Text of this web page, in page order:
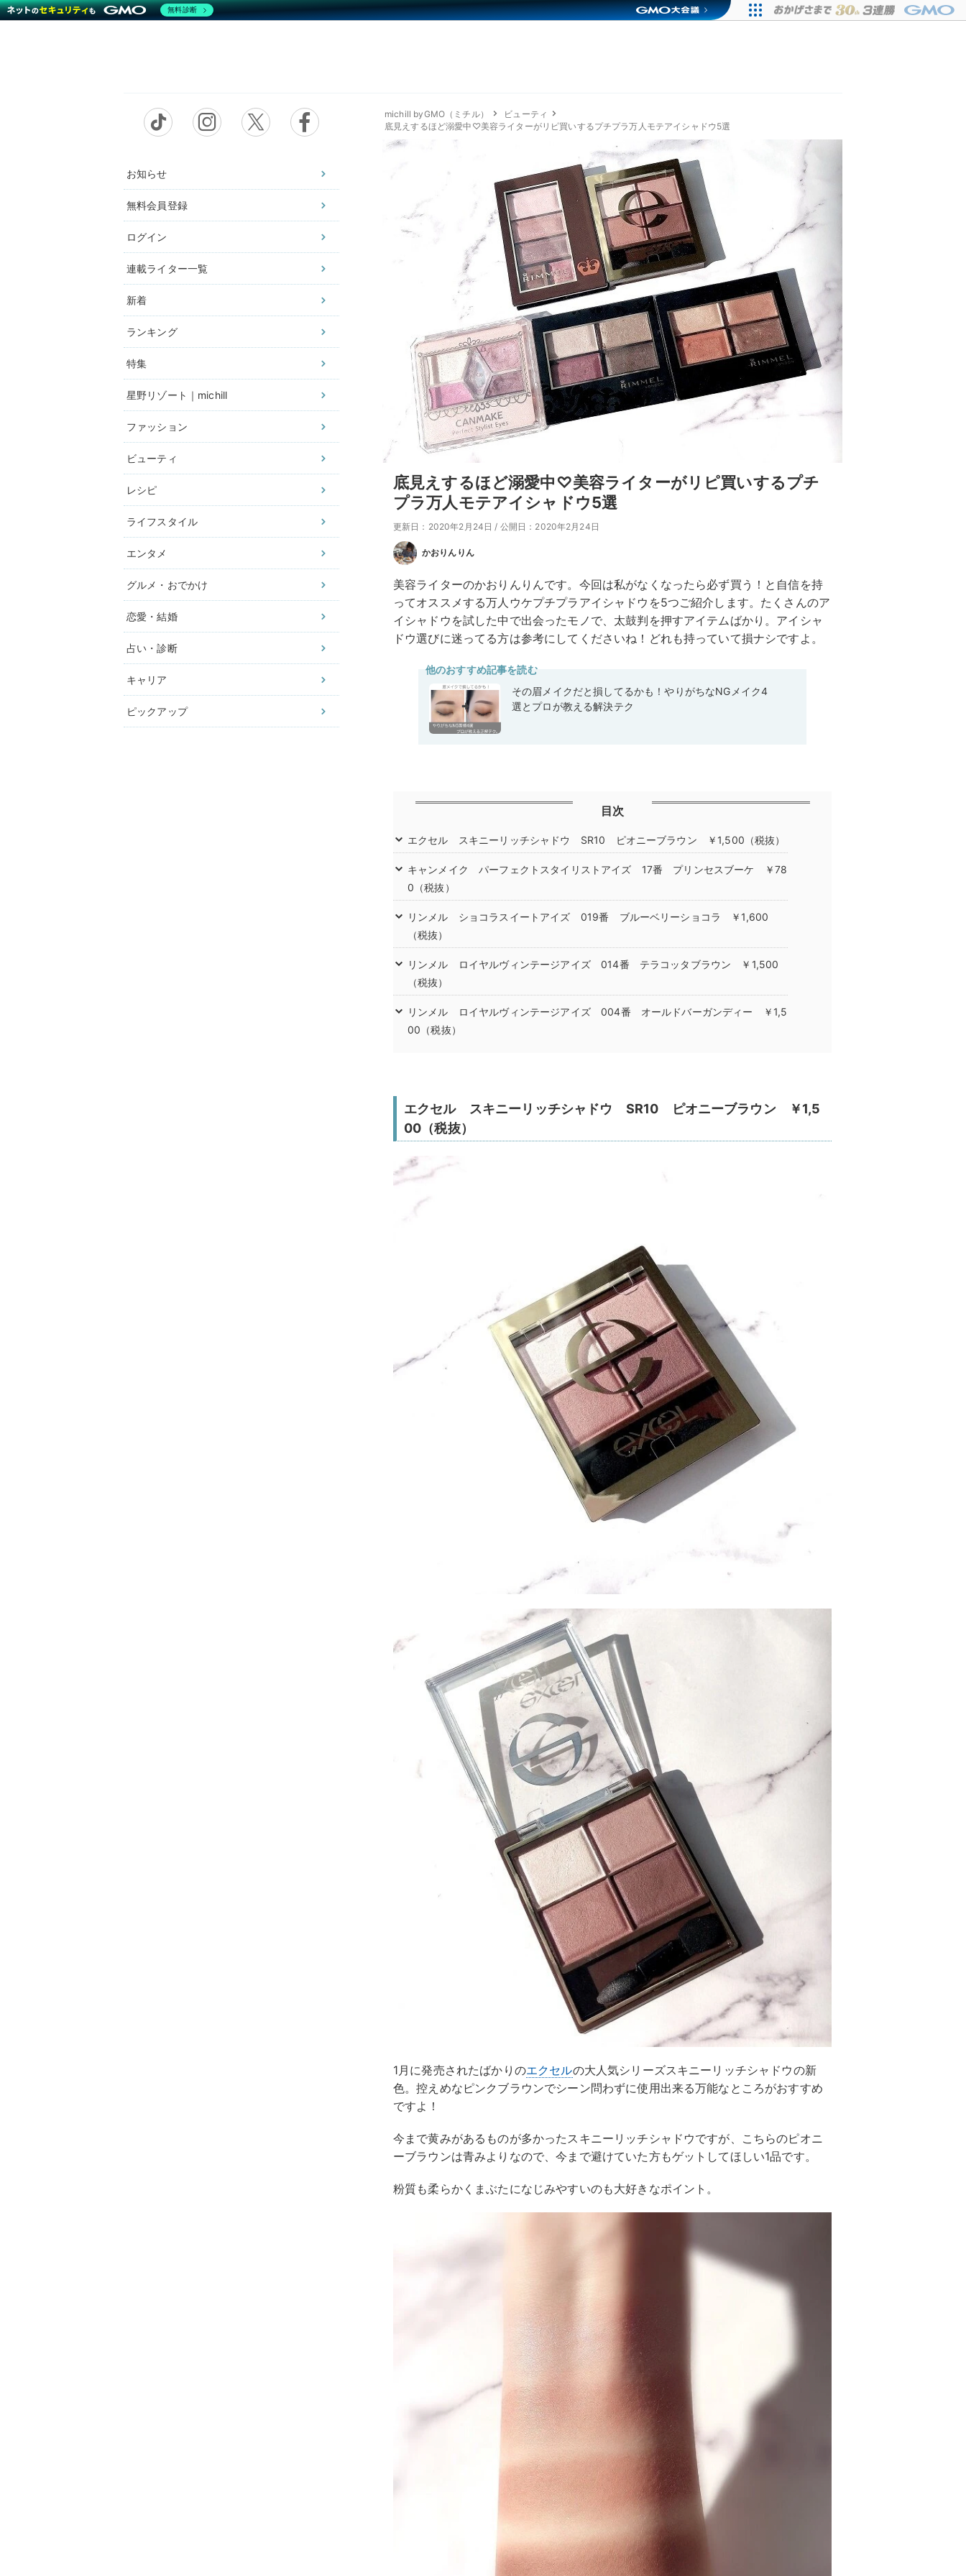
お知らせ
無料会員登録
ログイン
連載ライター一覧
新着
ランキング
特集
星野リゾート｜michill
ファッション
ビューティ
レシピ
ライフスタイル
エンタメ
グルメ・おでかけ
恋愛・結婚
占い・診断
キャリア
ピックアップ
michill byGMO（ミチル）
ビューティ
底見えするほど溺愛中♡美容ライターがリピ買いするプチプラ万人モテアイシャドウ5選
底見えするほど溺愛中♡美容ライターがリピ買いするプチ
プラ万人モテアイシャドウ5選
更新日：2020年2月24日 / 公開日：2020年2月24日
かおりんりん
美容ライターのかおりんりんです。今回は私がなくなったら必ず買う！と自信を持
ってオススメする万人ウケプチプラアイシャドウを5つご紹介します。たくさんのア
イシャドウを試した中で出会ったモノで、太鼓判を押すアイテムばかり。アイシャ
ドウ選びに迷ってる方は参考にしてくださいね！どれも持っていて損ナシですよ。
他のおすすめ記事を読む
その眉メイクだと損してるかも！やりがちなNGメイク4
選とプロが教える解決テク
目次
エクセル スキニーリッチシャドウ SR10 ピオニーブラウン ￥1,500（税抜）
キャンメイク パーフェクトスタイリストアイズ 17番 プリンセスブーケ ￥78
0（税抜）
リンメル ショコラスイートアイズ 019番 ブルーベリーショコラ ￥1,600
（税抜）
リンメル ロイヤルヴィンテージアイズ 014番 テラコッタブラウン ￥1,500
（税抜）
リンメル ロイヤルヴィンテージアイズ 004番 オールドバーガンディー ￥1,5
00（税抜）
エクセル スキニーリッチシャドウ SR10 ピオニーブラウン ￥1,5
00（税抜）
1月に発売されたばかりのエクセルの大人気シリーズスキニーリッチシャドウの新
色。控えめなピンクブラウンでシーン問わずに使用出来る万能なところがおすすめ
ですよ！
今まで黄みがあるものが多かったスキニーリッチシャドウですが、こちらのピオニ
ーブラウンは青みよりなので、今まで避けていた方もゲットしてほしい1品です。
粉質も柔らかくまぶたになじみやすいのも大好きなポイント。
無料診断